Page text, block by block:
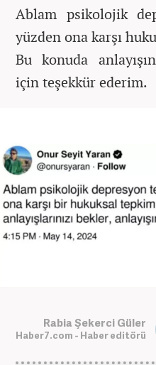
Ablam psikolojik
yüzden ona karşı
Bu konuda
için teşekkür ederim.
Rabia Şekerci Güler
Haber7.com - Haber editörü